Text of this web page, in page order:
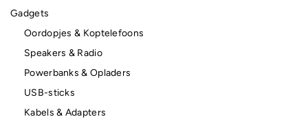
Gadgets
Oordopjes & Koptelefoons
Speakers & Radio
Powerbanks & Opladers
USB-sticks
Kabels & Adapters